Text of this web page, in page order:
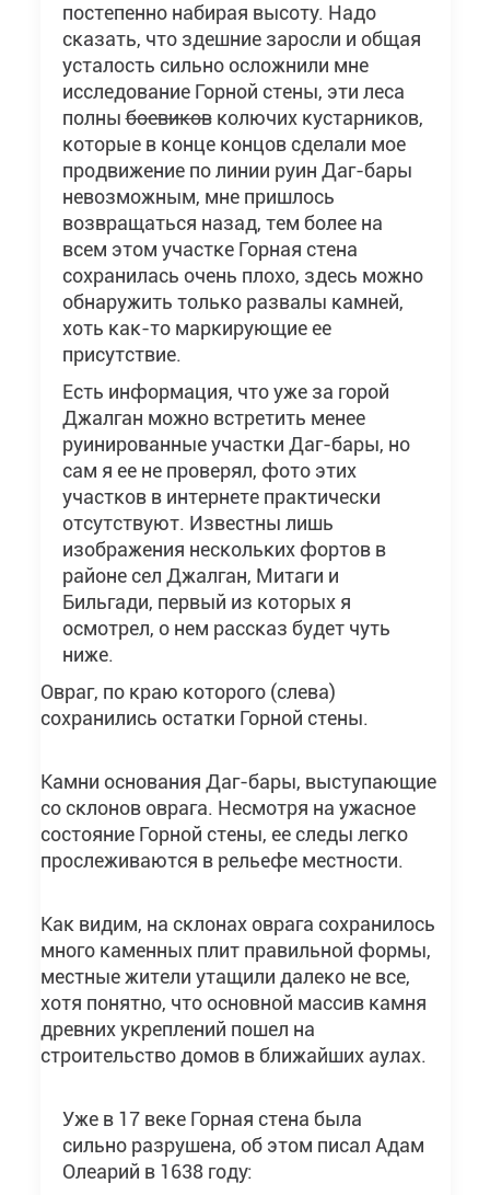
постепенно набирая высоту. Надо
сказать, что здешние заросли и общая
усталость сильно осложнили мне
исследование Горной стены, эти леса
полныбоевиковколючих кустарников,
которые в конце концов сделали мое
продвижение по линии руин Даг-бары
невозможным, мне пришлось
возвращаться назад, тем более на
всем этом участке Горная стена
сохранилась очень плохо, здесь можно
обнаружить только развалы камней,
хоть как-то маркирующие ее
присутствие.
Есть информация, что уже за горой
Джалган можно встретить менее
руинированные участки Даг-бары, но
сам я ее не проверял, фото этих
участков в интернете практически
отсутствуют. Известны лишь
изображения нескольких фортов в
районе сел Джалган, Митаги и
Бильгади, первый из которых я
осмотрел, о нем рассказ будет чуть
ниже.
Овраг, по краю которого (слева)
сохранились остатки Горной стены.
Камни основания Даг-бары, выступающие
со склонов оврага. Несмотря на ужасное
состояние Горной стены, ее следы легко
прослеживаются в рельефе местности.
Как видим, на склонах оврага сохранилось
много каменных плит правильной формы,
местные жители утащили далеко не все,
хотя понятно, что основной массив камня
древних укреплений пошел на
строительство домов в ближайших аулах.
Уже в 17 веке Горная стена была
сильно разрушена, об этом писал Адам
Олеарий в 1638 году: